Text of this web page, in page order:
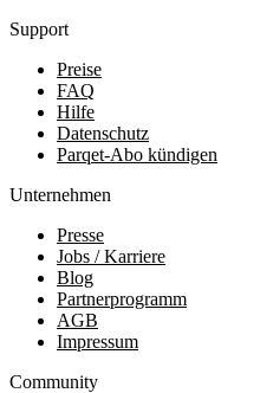
Support
Preise
FAQ
Hilfe
Datenschutz
Parqet-Abo kündigen
Unternehmen
Presse
Jobs / Karriere
Blog
Partnerprogramm
AGB
Impressum
Community